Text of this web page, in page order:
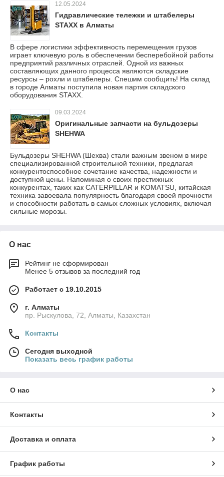
12.05.2024
Гидравлические тележки и штабелеры
STAXX в Алматы
В сфере логистики эффективность перемещения грузов
играет ключевую роль в обеспечении бесперебойной работы
предприятий различных отраслей. Одной из важных
составляющих данного процесса являются складские
ресурсы – рохли и штабелеры. Спешим сообщить! На склад
в городе Алматы поступила новая партия складского
оборудования STAXX.
09.03.2024
Оригинальные запчасти на бульдозеры
SHEHWA
Бульдозеры SHEHWA (Шехва) стали важным звеном в мире
специализированной строительной техники, предлагая
конкурентоспособное сочетание качества, надежности и
доступной цены. Напоминая о своих престижных
конкурентах, таких как CATERPILLAR и KOMATSU, китайская
техника завоевала популярность благодаря своей прочности
и способности работать в самых сложных условиях, включая
сильные морозы.
О нас
Рейтинг не сформирован
Менее 5 отзывов за последний год
Работает с 19.10.2015
г. Алматы
пр. Рыскулова, 72, Алматы, Казахстан
Контакты
Сегодня выходной
Показать весь график работы
О нас
Контакты
Доставка и оплата
График работы